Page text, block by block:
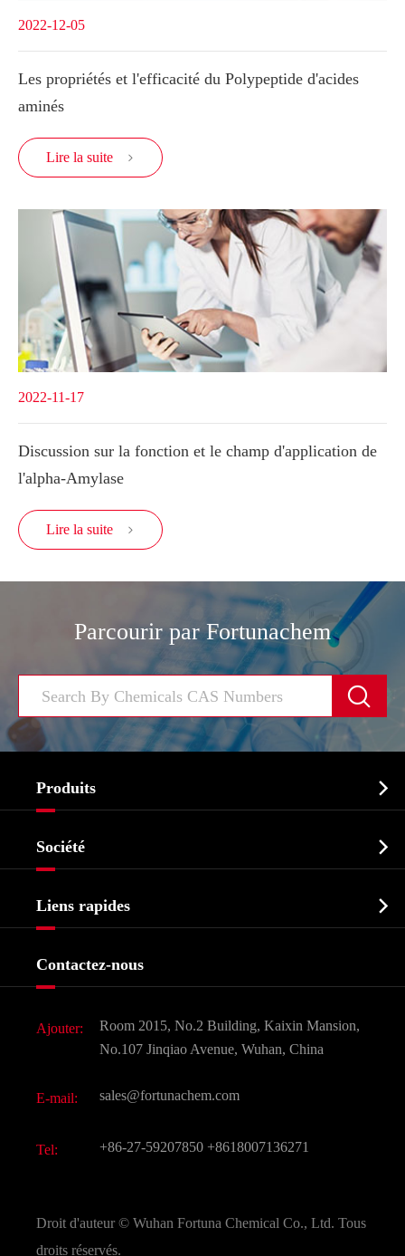
2022-12-05
Les propriétés et l'efficacité du Polypeptide d'acides
aminés
Lire la suite 
2022-11-17
Discussion sur la fonction et le champ d'application de
l'alpha-Amylase
Lire la suite 
Parcourir par Fortunachem

Produits 
Biochimique
Produits agrochimiques et intermédiaires
Ingrédients cosmétiques
Saveurs et parfums
CAS chimiques
Société 
Liens rapides 
Contactez-nous
Ajouter:
Room 2015, No.2 Building, Kaixin Mansion,
No.107 Jinqiao Avenue, Wuhan, China
E-mail: sales@fortunachem.com
Tel: +86-27-59207850 +8618007136271
Droit d'auteur © Wuhan Fortuna Chemical Co., Ltd. Tous
droits réservés.